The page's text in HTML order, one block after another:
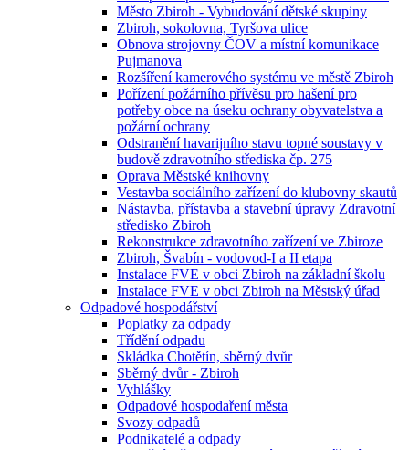
Město Zbiroh - Vybudování dětské skupiny
Zbiroh, sokolovna, Tyršova ulice
Obnova strojovny ČOV a místní komunikace
Pujmanova
Rozšíření kamerového systému ve městě Zbiroh
Pořízení požárního přívěsu pro hašení pro
potřeby obce na úseku ochrany obyvatelstva a
požární ochrany
Odstranění havarijního stavu topné soustavy v
budově zdravotního střediska čp. 275
Oprava Městské knihovny
Vestavba sociálního zařízení do klubovny skautů
Nástavba, přístavba a stavební úpravy Zdravotní
středisko Zbiroh
Rekonstrukce zdravotního zařízení ve Zbiroze
Zbiroh, Švabín - vodovod-I a II etapa
Instalace FVE v obci Zbiroh na základní školu
Instalace FVE v obci Zbiroh na Městský úřad
Odpadové hospodářství
Poplatky za odpady
Třídění odpadu
Skládka Chotětín, sběrný dvůr
Sběrný dvůr - Zbiroh
Vyhlášky
Odpadové hospodaření města
Svozy odpadů
Podnikatelé a odpady